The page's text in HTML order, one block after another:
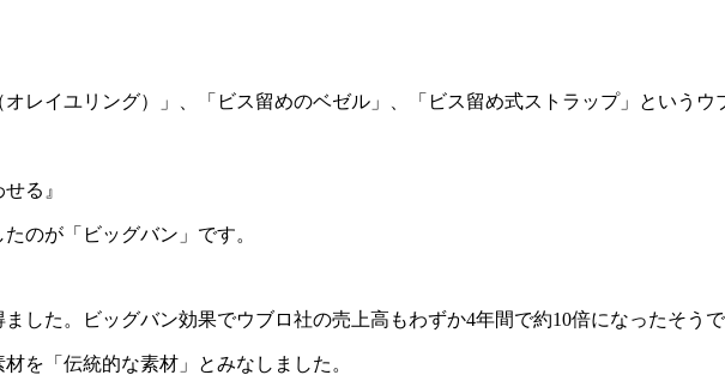
レイユリング）」、「ビス留めのベゼル」、「ビス留め式ストラップ」というウ
る』
のが「ビッグバン」です。
した。ビッグバン効果でウブロ社の売上高もわずか4年間で約10倍になったそうで
を「伝統的な素材」とみなしました。